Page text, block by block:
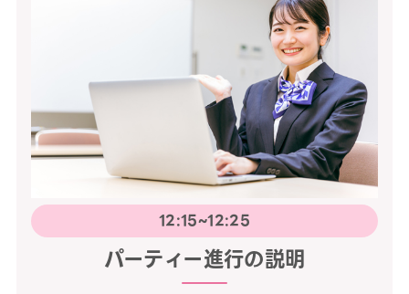
12:15~12:25
パーティー進行の説明